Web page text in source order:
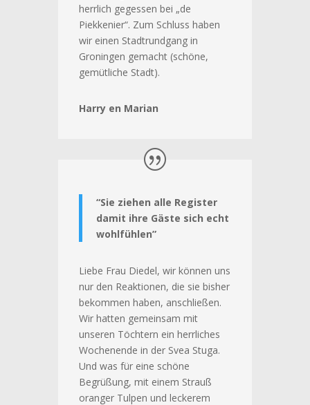
herrlich gegessen bei „de
Piekkenier“. Zum Schluss haben
wir einen Stadtrundgang in
Groningen gemacht (schöne,
gemütliche Stadt).
Harry en Marian
“Sie ziehen alle Register
damit ihre Gäste sich echt
wohlfühlen”
Liebe Frau Diedel, wir können uns
nur den Reaktionen, die sie bisher
bekommen haben, anschließen.
Wir hatten gemeinsam mit
unseren Töchtern ein herrliches
Wochenende in der Svea Stuga.
Und was für eine schöne
Begrüßung, mit einem Strauß
oranger Tulpen und leckerem